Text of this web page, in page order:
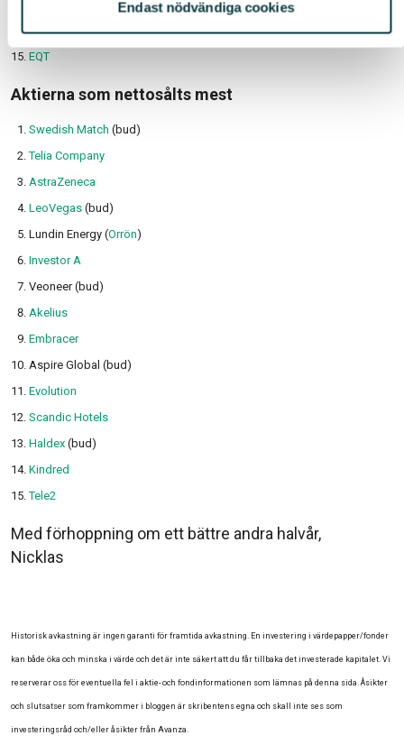
Endast nödvändiga cookies
Electrolux B
EQT
Aktierna som nettosålts mest
Swedish Match (bud)
Telia Company
AstraZeneca
LeoVegas (bud)
Lundin Energy (Orrön)
Investor A
Veoneer (bud)
Akelius
Embracer
Aspire Global (bud)
Evolution
Scandic Hotels
Haldex (bud)
Kindred
Tele2
Med förhoppning om ett bättre andra halvår,
Nicklas
Historisk avkastning är ingen garanti för framtida avkastning. En investering i värdepapper/fonder
kan både öka och minska i värde och det är inte säkert att du får tillbaka det investerade kapitalet. Vi
reserverar oss för eventuella fel i aktie- och fondinformationen som lämnas på denna sida. Åsikter
och slutsatser som framkommer i bloggen är skribentens egna och skall inte ses som
investeringsråd och/eller åsikter från Avanza.